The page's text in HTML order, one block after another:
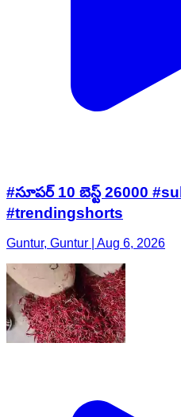
#సూపర్ 10 బెస్ట్ 26000
#trendingshorts
Guntur, Guntur | Aug 6, 2026